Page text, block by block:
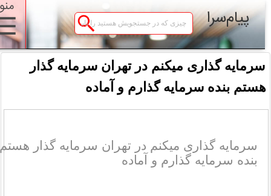
منو
☰ پیام‌سرا
سرمایه گذاری میکنم در تهران سرمایه گذار
بنده سرمایه گذارم و آماده
سرمایه گذاری میکنم در تهران سرمایه گذار هستم
بنده سرمایه گذارم و آماده